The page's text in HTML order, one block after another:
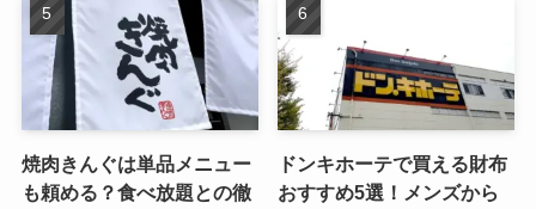
焼肉きんぐは単品メニュー
も頼める？食べ放題との徹
ドンキホーテで買える財布
おすすめ5選！メンズから